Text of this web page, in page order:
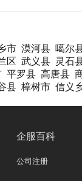
市 漠河县 噶尔
区 武义县 灵石
平罗县 高唐县
县 樟树市 信义
企服百科
公司注册